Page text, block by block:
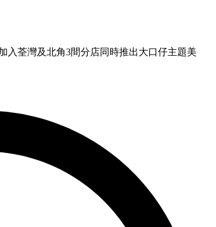
⼊荃灣及北⾓3間分店同時推出⼤⼝仔主題美